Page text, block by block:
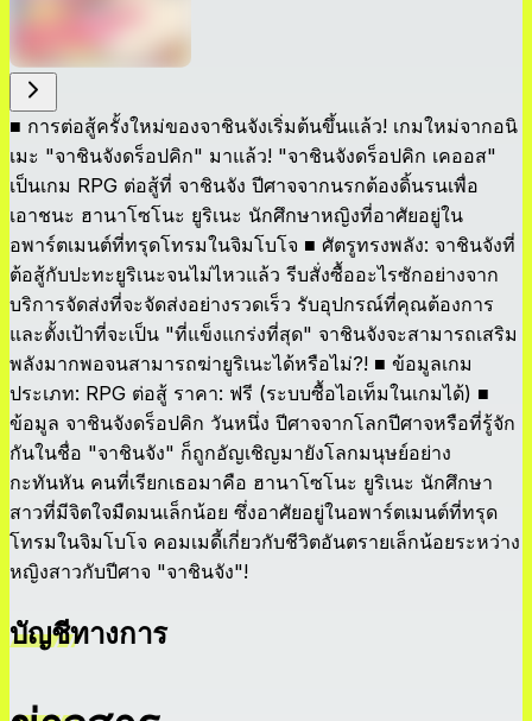
■ การต่อสู้ครั้งใหม่ของจาชินจังเริ่มต้นขึ้นแล้ว! เกมใหม่จากอนิ
เมะ "จาชินจังดร็อปคิก" มาแล้ว! "จาชินจังดร็อปคิก เคออส"
เป็นเกม RPG ต่อสู้ที่ จาชินจัง ปีศาจจากนรกต้องดิ้นรนเพื่อ
เอาชนะ ฮานาโซโนะ ยูริเนะ นักศึกษาหญิงที่อาศัยอยู่ใน
อพาร์ตเมนต์ที่ทรุดโทรมในจิมโบโจ ■ ศัตรูทรงพลัง: จาชินจังที่
ต้อสู้กับปะทะยูริเนะจนไม่ไหวแล้ว รีบสั่งซื้ออะไรซักอย่างจาก
บริการจัดส่งที่จะจัดส่งอย่างรวดเร็ว รับอุปกรณ์ที่คุณต้องการ
และตั้งเป้าที่จะเป็น "ที่แข็งแกร่งที่สุด" จาชินจังจะสามารถเสริม
พลังมากพอจนสามารถฆ่ายูริเนะได้หรือไม่?! ■ ข้อมูลเกม
ประเภท: RPG ต่อสู้ ราคา: ฟรี (ระบบซื้อไอเท็มในเกมได้) ■
ข้อมูล จาชินจังดร็อปคิก วันหนึ่ง ปีศาจจากโลกปีศาจหรือที่รู้จัก
กันในชื่อ "จาชินจัง" ก็ถูกอัญเชิญมายังโลกมนุษย์อย่าง
กะทันหัน คนที่เรียกเธอมาคือ ฮานาโซโนะ ยูริเนะ นักศึกษา
สาวที่มีจิตใจมืดมนเล็กน้อย ซึ่งอาศัยอยู่ในอพาร์ตเมนต์ที่ทรุด
โทรมในจิมโบโจ คอมเมดี้เกี่ยวกับชีวิตอันตรายเล็กน้อยระหว่าง
หญิงสาวกับปีศาจ "จาชินจัง"!
บัญชีทางการ